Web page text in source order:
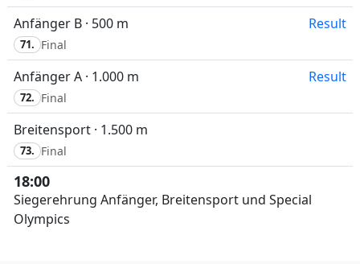
Anfänger B · 500 m Result
71. Final
Anfänger A · 1.000 m Result
72. Final
Breitensport · 1.500 m
73. Final
18:00
Siegerehrung Anfänger, Breitensport und Special
Olympics